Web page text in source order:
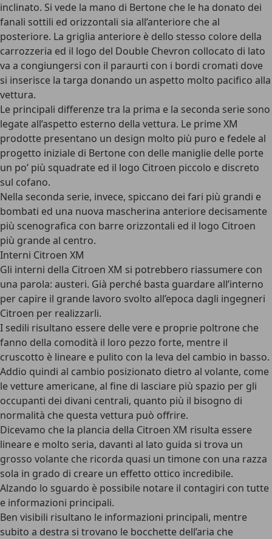
inclinato. Si vede la mano di Bertone che le ha donato dei
fanali sottili ed orizzontali sia all’anteriore che al
posteriore. La griglia anteriore è dello stesso colore della
carrozzeria ed il logo del Double Chevron collocato di lato
va a congiungersi con il paraurti con i bordi cromati dove
si inserisce la targa donando un aspetto molto pacifico alla
vettura.
Le principali differenze tra la prima e la seconda serie sono
legate all’aspetto esterno della vettura. Le prime XM
prodotte presentano un design molto più puro e fedele al
progetto iniziale di Bertone con delle maniglie delle porte
un po’ più squadrate ed il logo Citroen piccolo e discreto
sul cofano.
Nella seconda serie, invece, spiccano dei fari più grandi e
bombati ed una nuova mascherina anteriore decisamente
più scenografica con barre orizzontali ed il logo Citroen
più grande al centro.
Interni Citroen XM
Gli interni della Citroen XM si potrebbero riassumere con
una parola: austeri. Già perché basta guardare all’interno
per capire il grande lavoro svolto all’epoca dagli ingegneri
Citroen per realizzarli.
I sedili risultano essere delle vere e proprie poltrone che
fanno della comodità il loro pezzo forte, mentre il
cruscotto è lineare e pulito con la leva del cambio in basso.
Addio quindi al cambio posizionato dietro al volante, come
le vetture americane, al fine di lasciare più spazio per gli
occupanti dei divani centrali, quanto più il bisogno di
normalità che questa vettura può offrire.
Dicevamo che la plancia della Citroen XM risulta essere
lineare e molto seria, davanti al lato guida si trova un
grosso volante che ricorda quasi un timone con una razza
sola in grado di creare un effetto ottico incredibile.
Alzando lo sguardo è possibile notare il contagiri con tutte
e informazioni principali.
Ben visibili risultano le informazioni principali, mentre
subito a destra si trovano le bocchette dell’aria che